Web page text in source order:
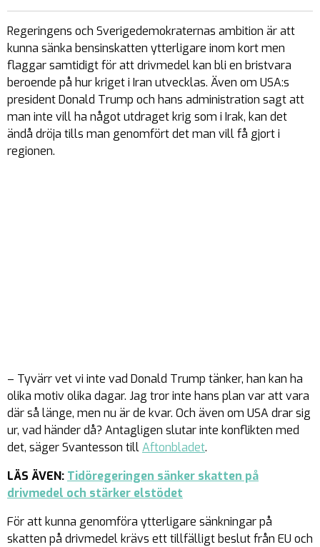
Regeringens och Sverigedemokraternas ambition är att
kunna sänka bensinskatten ytterligare inom kort men
flaggar samtidigt för att drivmedel kan bli en bristvara
beroende på hur kriget i Iran utvecklas. Även om USA:s
president Donald Trump och hans administration sagt att
man inte vill ha något utdraget krig som i Irak, kan det
ändå dröja tills man genomfört det man vill få gjort i
regionen.
– Tyvärr vet vi inte vad Donald Trump tänker, han kan ha
olika motiv olika dagar. Jag tror inte hans plan var att vara
där så länge, men nu är de kvar. Och även om USA drar sig
ur, vad händer då? Antagligen slutar inte konflikten med
det, säger Svantesson tillAftonbladet.
LÄS ÄVEN: Tidöregeringen sänker skatten på
drivmedel och stärker elstödet
För att kunna genomföra ytterligare sänkningar på
skatten på drivmedel krävs ett tillfälligt beslut från EU och